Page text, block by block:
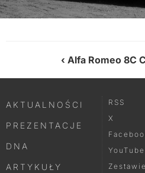
Alfa Romeo 8C
AKTUALNOŚCI
PREZENTACJE
DNA
ARTYKUŁY
RSS
X
YouTube